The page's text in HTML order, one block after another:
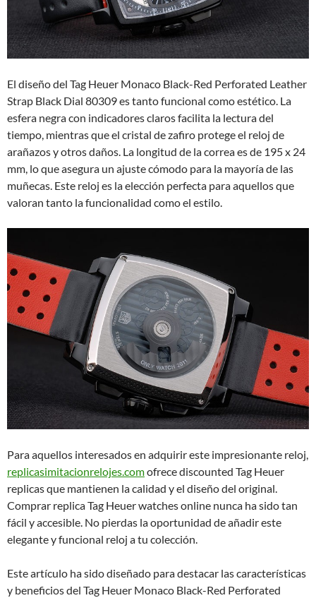
El diseño del Tag Heuer Monaco Black-Red Perforated Leather
Strap Black Dial 80309 es tanto funcional como estético. La
esfera negra con indicadores claros facilita la lectura del
tiempo, mientras que el cristal de zafiro protege el reloj de
arañazos y otros daños. La longitud de la correa es de 195 x 24
mm, lo que asegura un ajuste cómodo para la mayoría de las
muñecas. Este reloj es la elección perfecta para aquellos que
valoran tanto la funcionalidad como el estilo.
Para aquellos interesados en adquirir este impresionante reloj,
replicasimitacionrelojes.comofrece discounted Tag Heuer
replicas que mantienen la calidad y el diseño del original.
Comprar replica Tag Heuer watches online nunca ha sido tan
fácil y accesible. No pierdas la oportunidad de añadir este
elegante y funcional reloj a tu colección.
Este artículo ha sido diseñado para destacar las características
y beneficios del Tag Heuer Monaco Black-Red Perforated